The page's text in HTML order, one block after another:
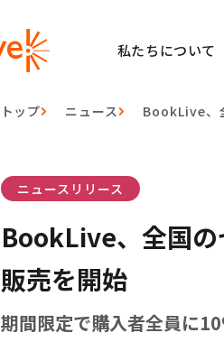
私たちについて
トップ ニュース BookLive、
ニュースリリース
BookLive、全国の
販売を開始
期間限定で購入者全員に